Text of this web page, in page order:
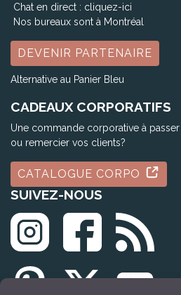
Chat en direct : cliquez-ici
Nos bureaux sont à Montréal
DEVENIR PARTENAIRE
Alternative au Panier Bleu
CADEAUX CORPORATIFS
Une commande corporative à
ou remercier vos clients?
CATALOGUE CORPO
SUIVEZ-NOUS